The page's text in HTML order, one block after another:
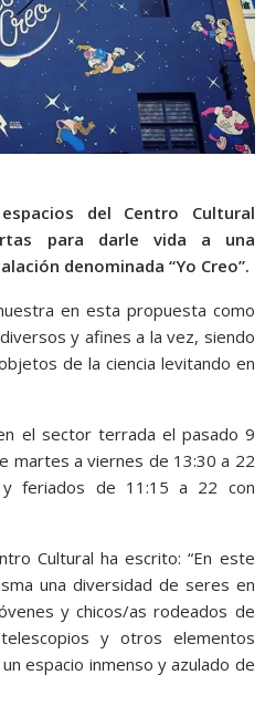
del Centro Cultural
para darle vida a una
denominada “Yo Creo”.
en esta propuesta como
y afines a la vez, siendo
de la ciencia levitando en
el sector terrada el pasado 9
martes a viernes de 13:30 a 22
y feriados de 11:15 a 22 con
Cultural ha escrito: “En este
una diversidad de seres en
y chicos/as rodeados de
y otros elementos
espacio inmenso y azulado de